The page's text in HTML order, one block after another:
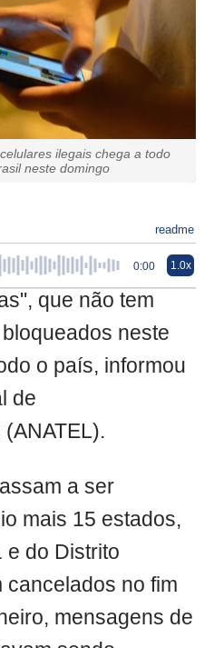
ilegais chega a todo
neste domingo
readme
0:00 1.0x
que não tem
neste
o país, informou
de
a ser
mais 15 estados,
e do Distrito
cancelados no fim
mensagens de